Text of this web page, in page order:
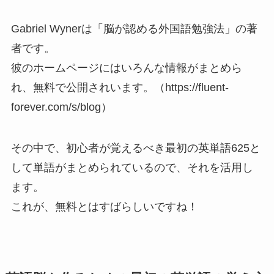
Gabriel Wynerは「脳が認める外国語勉強法」の著
者です。
彼のホームページにはいろんな情報がまとめら
れ、無料で公開されいます。（https://fluent-
forever.com/s/blog）
その中で、初心者が覚えるべき最初の英単語625と
して単語がまとめられているので、それを活用し
ます。
これが、無料とはすばらしいですね！